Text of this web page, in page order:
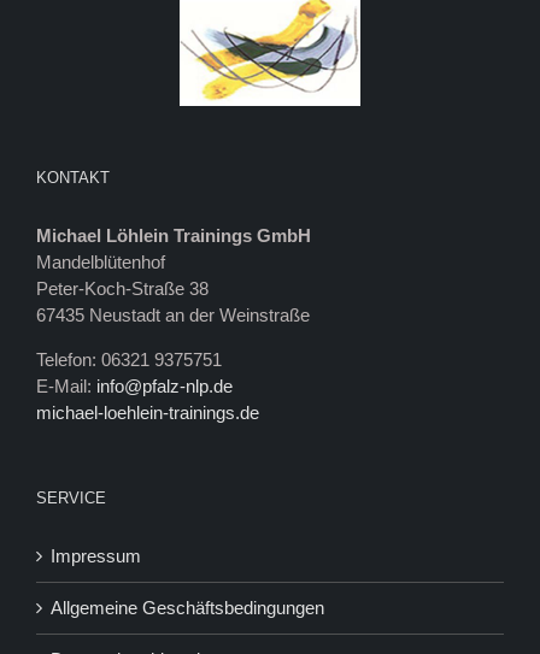
KONTAKT
Michael Löhlein Trainings GmbH
Mandelblütenhof
Peter-Koch-Straße 38
67435 Neustadt an der Weinstraße
Telefon: 06321 9375751
E-Mail: info@pfalz-nlp.de
michael-loehlein-trainings.de
SERVICE
Impressum
Allgemeine Geschäftsbedingungen